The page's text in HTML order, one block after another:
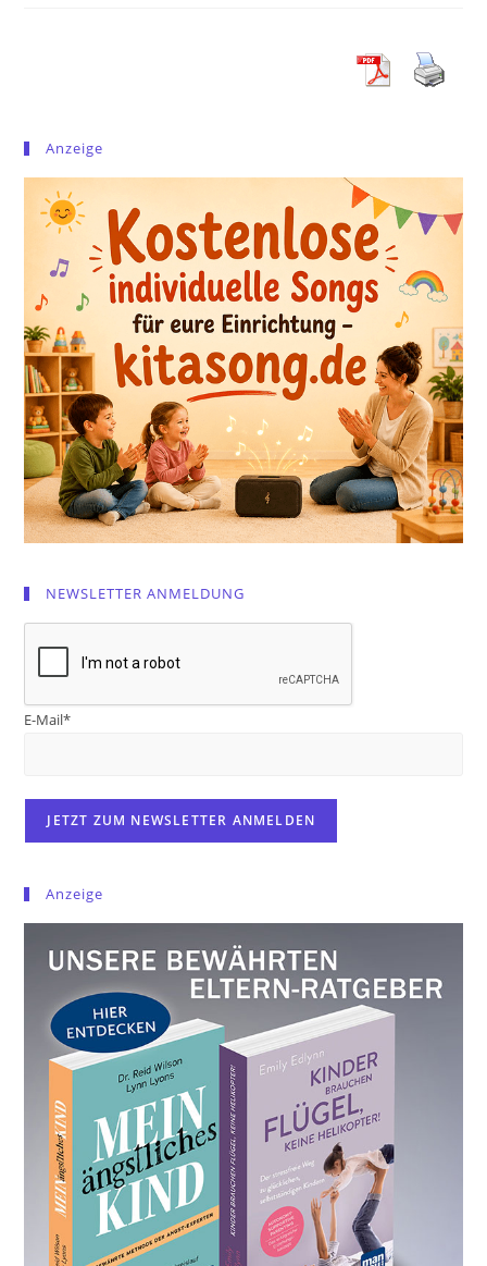
Anzeige
NEWSLETTER ANMELDUNG
E-Mail*
Anzeige